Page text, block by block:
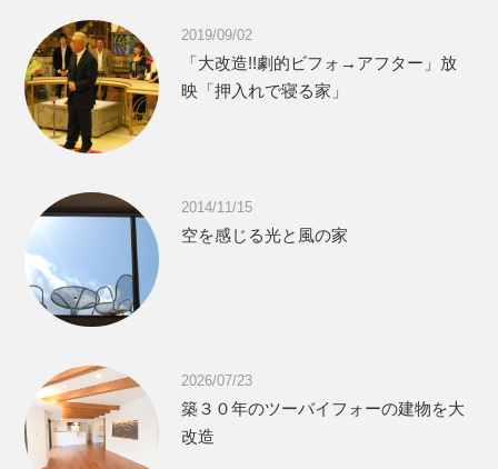
2019/09/02
「大改造!!劇的ビフォ→アフター」放
映「押入れで寝る家」
2014/11/15
空を感じる光と風の家
2026/07/23
築３０年のツーバイフォーの建物を大
改造